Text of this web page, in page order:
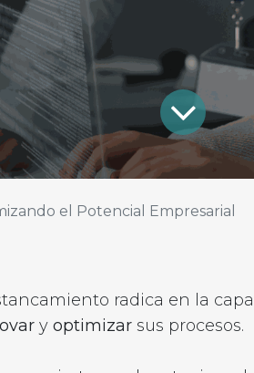
el Potencial Empresarial
radica en la
y optimizar sus procesos.